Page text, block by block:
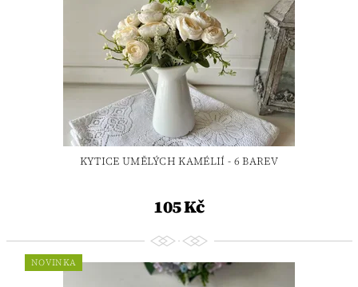
KYTICE UMĚLÝCH KAMÉLIÍ - 6 BAREV
105 Kč
NOVINKA